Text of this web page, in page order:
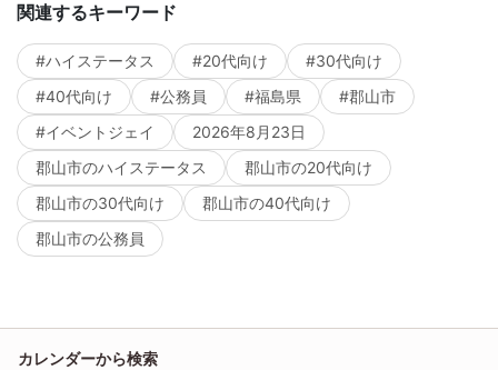
関連するキーワード
#ハイステータス #20代向け
#30代向け
#40代向け
#公務員 #福島県
#郡山市
#イベントジェイ
2026年8月23日
郡山市のハイステータス
郡山市の20代向け
郡山市の30代向け
郡山市の40代向け
郡山市の公務員
カレンダーから検索